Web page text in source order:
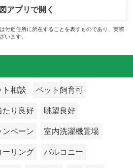
アプリで開く
付近住所に所在することを表すものであり、実際
います。
ト相談 ペット飼育可
たり良好 眺望良好
ンペーン 室内洗濯機置場
ーリング バルコニー